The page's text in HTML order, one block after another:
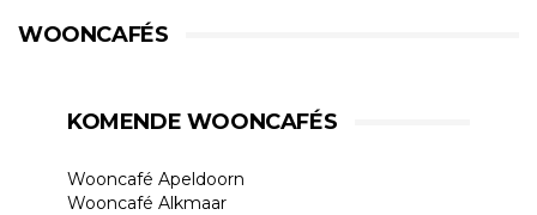
WOONCAFÉS
KOMENDE WOONCAFÉS
Wooncafé Apeldoorn
Wooncafé Alkmaar